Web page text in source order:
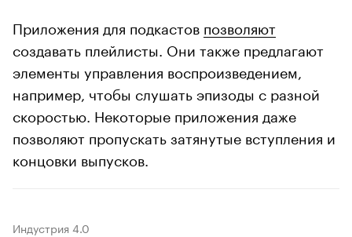
Приложения для подкастов позволяют
создавать плейлисты. Они также предлагают
элементы управления воспроизведением,
например, чтобы слушать эпизоды с разной
скоростью. Некоторые приложения даже
позволяют пропускать затянутые вступления и
концовки выпусков.
Индустрия 4.0